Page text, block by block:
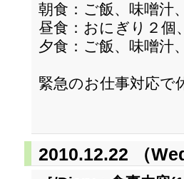
朝食：ご飯、味噌汁
昼食：おにぎり２個
夕食：ご飯、味噌汁
緊急のお仕事対応で
2010.12.22 （Wed